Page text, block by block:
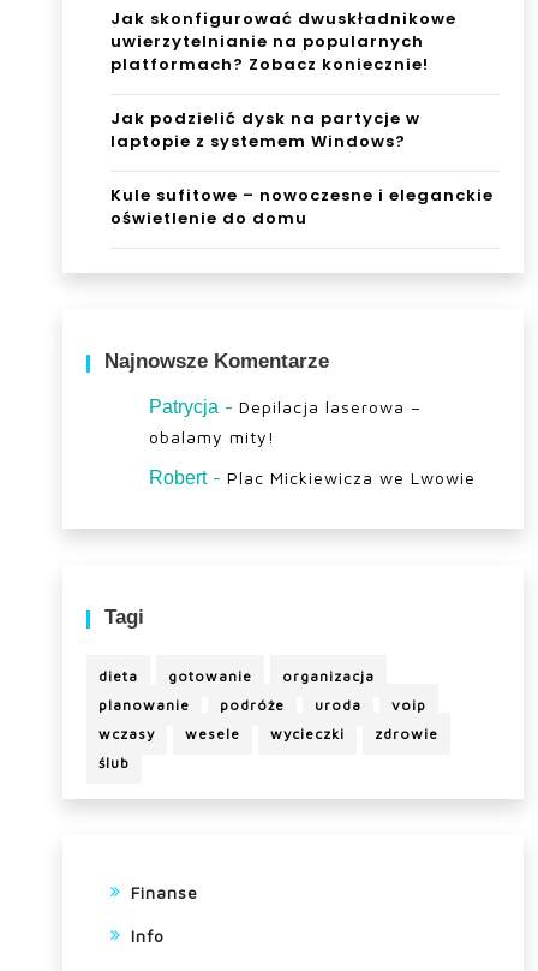
Jak skonfigurować dwuskładnikowe
uwierzytelnianie na popularnych
platformach? Zobacz koniecznie!
Jak podzielić dysk na partycje w
laptopie z systemem Windows?
Kule sufitowe – nowoczesne i eleganckie
oświetlenie do domu
Najnowsze Komentarze
Patrycja - Depilacja laserowa –
obalamy mity!
Robert- Plac Mickiewicza we Lwowie
Tagi
dieta gotowanie
organizacja
planowanie
podróże uroda
voip
wczasy
wesele wycieczki
zdrowie
ślub
Finanse
Info